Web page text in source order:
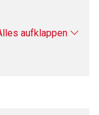
aufklappen